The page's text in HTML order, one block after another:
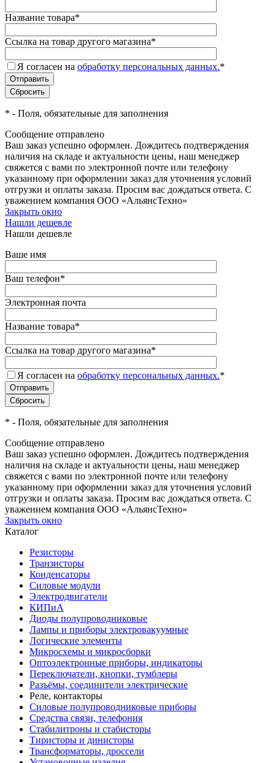
Название товара*
Ссылка на товар другого магазина*
Я согласен на обработку персональных данных.*
* - Поля, обязательные для заполнения
Сообщение отправлено
Ваш заказ успешно оформлен. Дождитесь подтверждения
наличия на складе и актуальности цены, наш менеджер
свяжется с вами по электронной почте или телефону
указанному при оформлении заказ для уточнения условий
отгрузки и оплаты заказа. Просим вас дождаться ответа. С
уважением компания ООО «АльянсТехно»
Закрыть окно
Нашли дешевле
Нашли дешевле
Ваше имя
Ваш телефон*
Электронная почта
Название товара*
Ссылка на товар другого магазина*
Я согласен на обработку персональных данных.*
* - Поля, обязательные для заполнения
Сообщение отправлено
Ваш заказ успешно оформлен. Дождитесь подтверждения
наличия на складе и актуальности цены, наш менеджер
свяжется с вами по электронной почте или телефону
указанному при оформлении заказ для уточнения условий
отгрузки и оплаты заказа. Просим вас дождаться ответа. С
уважением компания ООО «АльянсТехно»
Закрыть окно
Каталог
Резисторы
Транзисторы
Конденсаторы
Силовые модули
Электродвигатели
КИПиА
Диоды полупроводниковые
Лампы и приборы электровакуумные
Логические элементы
Микросхемы и микросборки
Оптоэлектронные приборы, индикаторы
Переключатели, кнопки, тумблеры
Разъёмы, соединители электрические
Реле, контакторы
Силовые полупроводниковые приборы
Средства связи, телефония
Стабилитроны и стабисторы
Тиристоры и динисторы
Трансформаторы, дроссели